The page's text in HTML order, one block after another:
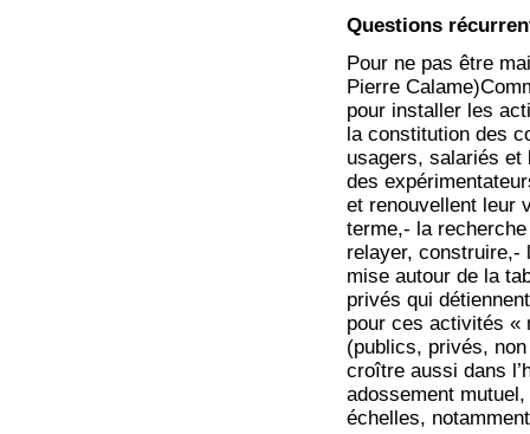
Questions
Pour ne pas être
Pierre
pour installer les
la constitution des
usagers, salariés
des
et renouvellent leur
terme,- la
relayer, construire,-
mise autour de la
privés qui
pour ces activités «
(publics, privés,
croître aussi dans
adossement
échelles,